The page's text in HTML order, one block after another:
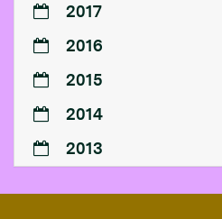
2017
2016
2015
2014
2013